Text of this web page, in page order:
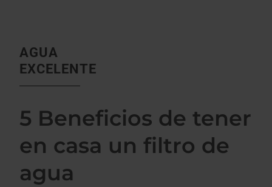
AGUA
EXCELENTE
5 Beneficios de tener
en casa un filtro de
agua